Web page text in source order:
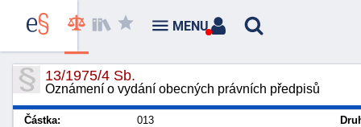
13/1975/4 Sb.
Oznámení o vydání obecných právních předpisů
Částka: 013
MENU